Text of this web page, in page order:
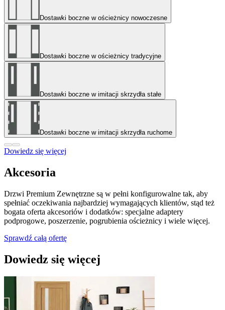
Dostawki boczne w ościeżnicy nowoczesne
Dostawki boczne w ościeżnicy tradycyjne
Dostawki boczne w imitacji skrzydła stałe
Dostawki boczne w imitacji skrzydła ruchome
Dowiedz się więcej
Akcesoria
Drzwi Premium Zewnętrzne są w pełni konfigurowalne tak, aby
spełniać oczekiwania najbardziej wymagających klientów, stąd też
bogata oferta akcesoriów i dodatków: specjalne adaptery
podprogowe, poszerzenie, pogrubienia ościeżnicy i wiele więcej.
Sprawdź całą ofertę
Dowiedz się więcej